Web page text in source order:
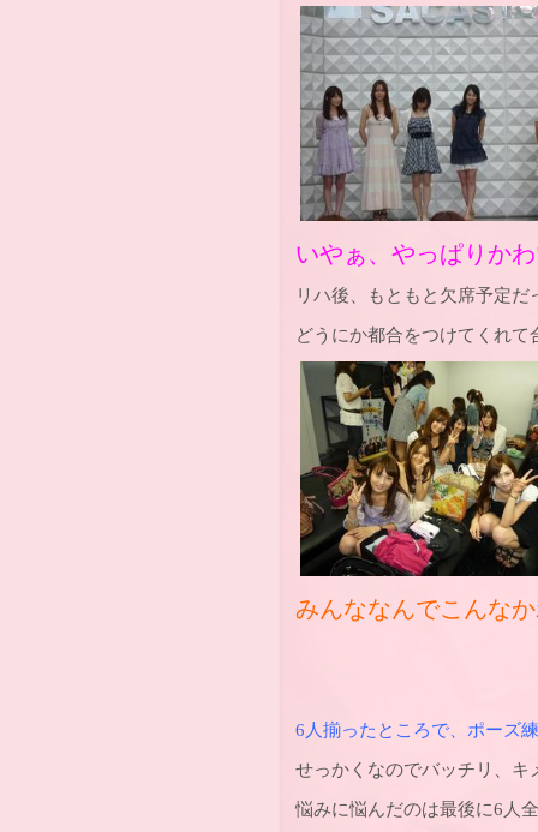
いやぁ、やっぱりか
リハ後、もともと欠席予定だ
どうにか都合をつけてくれて
みんななんでこんな
6人揃ったところで、ポーズ
せっかくなのでバッチリ、キ
悩みに悩んだのは最後に6人